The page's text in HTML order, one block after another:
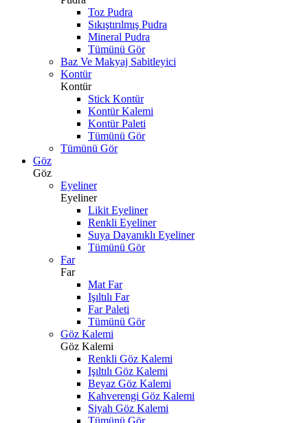
Toz Pudra
Sıkıştırılmış Pudra
Mineral Pudra
Tümünü Gör
Baz Ve Makyaj Sabitleyici
Kontür
Kontür
Stick Kontür
Kontür Kalemi
Kontür Paleti
Tümünü Gör
Tümünü Gör
Göz
Göz
Eyeliner
Eyeliner
Likit Eyeliner
Renkli Eyeliner
Suya Dayanıklı Eyeliner
Tümünü Gör
Far
Far
Mat Far
Işıltılı Far
Far Paleti
Tümünü Gör
Göz Kalemi
Göz Kalemi
Renkli Göz Kalemi
Işıltılı Göz Kalemi
Beyaz Göz Kalemi
Kahverengi Göz Kalemi
Siyah Göz Kalemi
Tümünü Gör